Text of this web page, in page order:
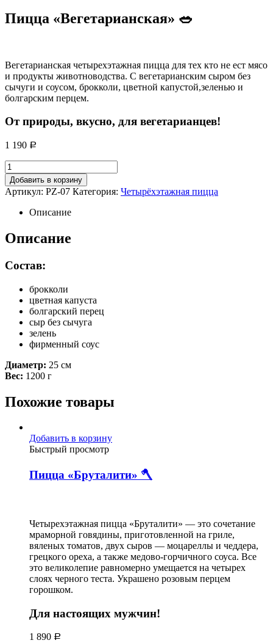
Пицца «Вегетарианская» 🥗
Вегетарианская четырехэтажная пицца для тех кто не ест мясо
и продукты животноводства. С вегетарианским сыром без
сычуги и соусом, брокколи, цветной капустой,зеленью и
болгарским перцем.
От природы, вкусно, для вегетарианцев!
1 190 Р
Добавить в корзину
Артикул: PZ-07 Категория: Четырёхэтажная пицца
Описание
Описание
Состав:
брокколи
цветная капуста
болгарский перец
сыр без сычуга
зелень
фирменный соус
Диаметр: 25 см
Вес: 1200 г
Похожие товары
Добавить в корзину
Быстрый просмотр
Пицца «Бруталити» 🪓
Четырехэтажная пицца «Бруталити» — это сочетание
мраморной говядины, приготовленной на гриле,
вяленых томатов, двух сыров — моцареллы и чеддера,
грецкого ореха, а также медово-горчичного соуса. Все
это великолепие равномерно умещается на четырех
слоях черного теста. Украшено розовым перцем
горошком.
Для настоящих мужчин!
1 890 Р